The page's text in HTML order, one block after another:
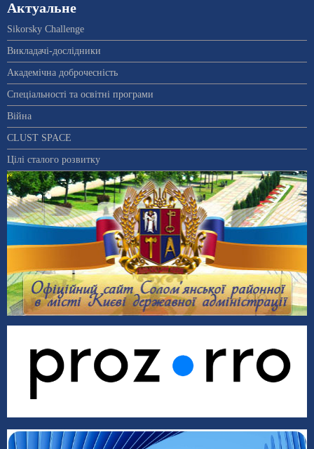
Актуальне
Sikorsky Challenge
Викладачі-дослідники
Академічна доброчесність
Спеціальності та освітні програми
Війна
CLUST SPACE
Цілі сталого розвитку